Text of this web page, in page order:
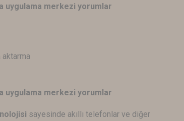
uygulama merkezi yorumlar
uygulama merkezi yorumlar
sayesinde akıllı telefonlar ve diğer